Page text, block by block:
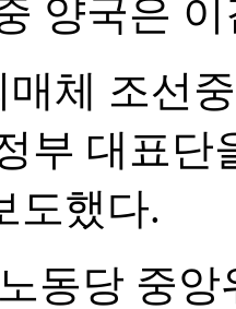
양국은
매체 조선
부 대표단
도했다.
동당 중